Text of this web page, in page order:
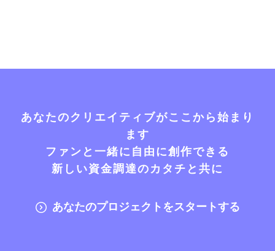
あなたのクリエイティブがここから始まり
ます
ファンと一緒に自由に創作できる
新しい資金調達のカタチと共に
あなたのプロジェクトをスタートする